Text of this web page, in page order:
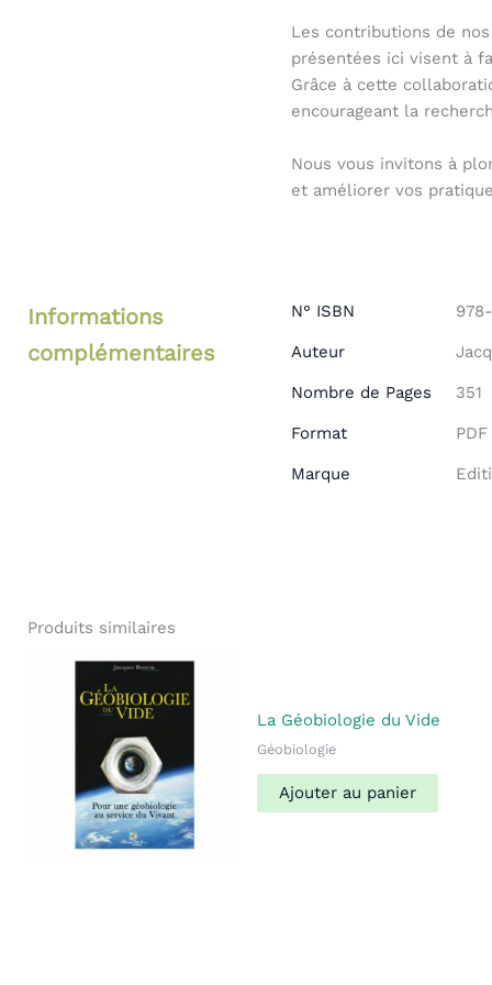
Les contributions de
présentées ici visent à
Grâce à cette
encourageant la
Nous vous invitons à
et améliorer vos
Informations
complémentaires
N° ISBN
Auteur
Nombre de Pages 351
Format PDF
Marque
Produits similaires
La Géobiologie du Vide
Géobiologie
Ajouter au panier